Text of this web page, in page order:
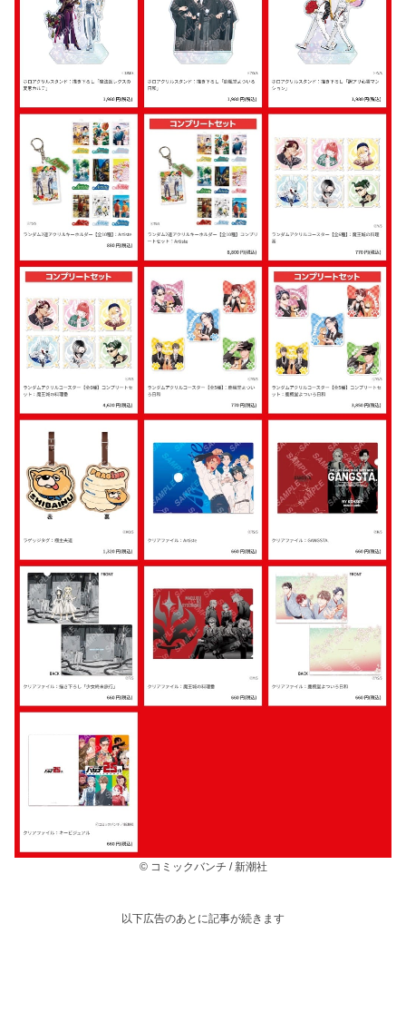
© コミックバンチ / 新潮社
以下広告のあとに記事が続きます